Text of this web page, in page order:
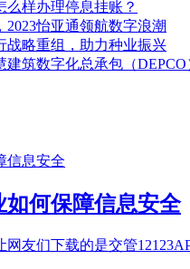
样办理停息挂账？
怡亚通领航数字浪潮
战略重组，助力种业振兴
筑数字化总承包（DEPCO
何保障信息安全